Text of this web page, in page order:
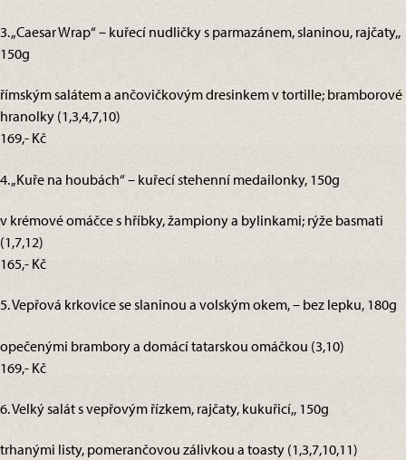
3. „Caesar Wrap“ – kuřecí nudličky s parmazánem, slaninou, rajčaty,,
150g
římským salátem a ančovičkovým dresinkem v tortille; bramborové
hranolky (1,3,4,7,10)
169,- Kč
4. „Kuře na houbách“ – kuřecí stehenní medailonky, 150g
v krémové omáčce s hříbky, žampiony a bylinkami; rýže basmati
(1,7,12)
165,- Kč
5. Vepřová krkovice se slaninou a volským okem, – bez lepku, 180g
opečenými brambory a domácí tatarskou omáčkou (3,10)
169,- Kč
6. Velký salát s vepřovým řízkem, rajčaty, kukuřicí,, 150g
trhanými listy, pomerančovou zálivkou a toasty (1,3,7,10,11)